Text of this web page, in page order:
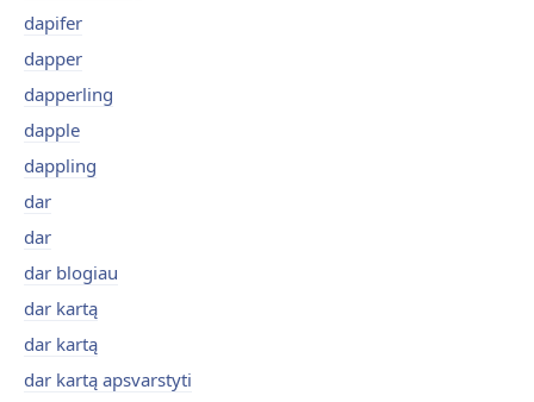
dapifer
dapper
dapperling
dapple
dappling
dar
dar
dar blogiau
dar kartą
dar kartą
dar kartą apsvarstyti